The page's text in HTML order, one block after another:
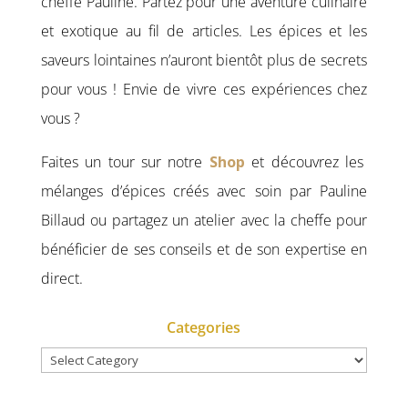
et exotique au fil de articles. Les épices et les
saveurs lointaines n’auront bientôt plus de secrets
pour vous ! Envie de vivre ces expériences chez
vous ?
Faites un tour sur notre Shop et découvrez les
mélanges d’épices créés avec soin par Pauline
Billaud ou partagez un atelier avec la cheffe pour
bénéficier de ses conseils et de son expertise en
direct.
Categories
Categories